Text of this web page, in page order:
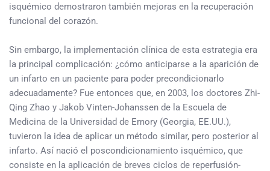
isquémico demostraron también mejoras en la recuperación
funcional del corazón.
Sin embargo, la implementación clínica de esta estrategia era
la principal complicación: ¿cómo anticiparse a la aparición de
un infarto en un paciente para poder precondicionarlo
adecuadamente? Fue entonces que, en 2003, los doctores Zhi-
Qing Zhao y Jakob Vinten-Johanssen de la Escuela de
Medicina de la Universidad de Emory (Georgia, EE.UU.),
tuvieron la idea de aplicar un método similar, pero posterior al
infarto. Así nació el poscondicionamiento isquémico, que
consiste en la aplicación de breves ciclos de reperfusión-